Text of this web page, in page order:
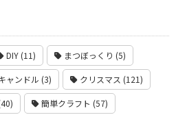
DIY (11) まつぼっくり (5)
ャンドル (3) クリスマス (121)
簡単クラフト (57)